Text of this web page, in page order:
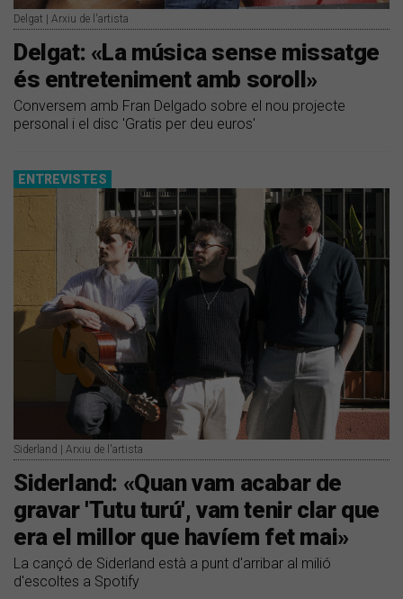
Delgat | Arxiu de l'artista
Delgat: «La música sense missatge
és entreteniment amb soroll»
Conversem amb Fran Delgado sobre el nou projecte
personal i el disc 'Gratis per deu euros'
ENTREVISTES
Siderland | Arxiu de l'artista
Siderland: «Quan vam acabar de
gravar 'Tutu turú', vam tenir clar que
era el millor que havíem fet mai»
La cançó de Siderland està a punt d'arribar al milió
d'escoltes a Spotify